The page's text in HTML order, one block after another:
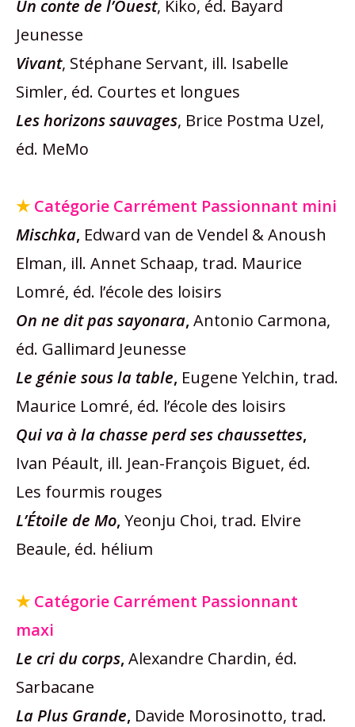
Un conte de l’Ouest, Kiko, éd. Bayard
Jeunesse
Vivant, Stéphane Servant, ill. Isabelle
Simler, éd. Courtes et longues
Les horizons sauvages, Brice Postma Uzel,
éd. MeMo
★ Catégorie Carrément Passionnant mini
Mischka, Edward van de Vendel & Anoush
Elman, ill. Annet Schaap, trad. Maurice
Lomré, éd. l’école des loisirs
On ne dit pas sayonara, Antonio Carmona,
éd. Gallimard Jeunesse
Le génie sous la table, Eugene Yelchin, trad.
Maurice Lomré, éd. l’école des loisirs
Qui va à la chasse perd ses chaussettes,
Ivan Péault, ill. Jean-François Biguet, éd.
Les fourmis rouges
L’Étoile de Mo, Yeonju Choi, trad. Elvire
Beaule, éd. hélium
★ Catégorie Carrément Passionnant
maxi
Le cri du corps, Alexandre Chardin, éd.
Sarbacane
La Plus Grande, Davide Morosinotto, trad.